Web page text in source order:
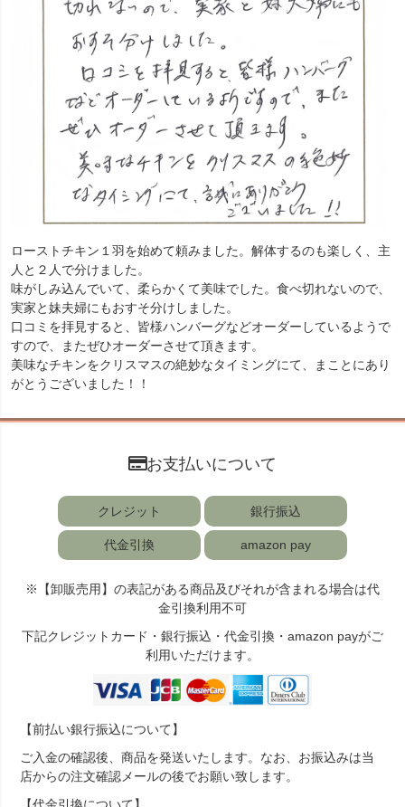
ローストチキン１羽を始めて頼みました。解体するのも楽しく、主
人と２人で分けました。
味がしみ込んでいて、柔らかくて美味でした。食べ切れないので、
実家と妹夫婦にもおすそ分けしました。
口コミを拝見すると、皆様ハンバーグなどオーダーしているようで
すので、またぜひオーダーさせて頂きます。
美味なチキンをクリスマスの絶妙なタイミングにて、まことにあり
がとうございました！！
お支払いについて
クレジット 銀行振込
代金引換 amazon pay
※【卸販売用】の表記がある商品及びそれが含まれる場合は代
金引換利用不可
下記クレジットカード・銀行振込・代金引換・amazon payがご
利用いただけます。
【前払い銀行振込について】
ご入金の確認後、商品を発送いたします。なお、お振込みは当
店からの注文確認メールの後でお願い致します。